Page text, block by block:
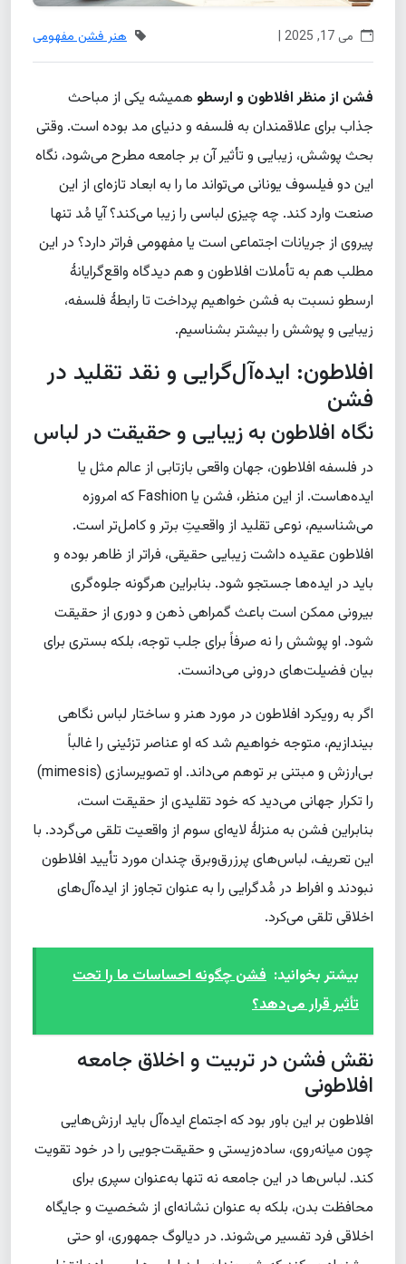
می 17, 2025 | هنر فشن مفهومی
فشن از منظر افلاطون و ارسطوهمیشه یکی از مباحث
جذاب برای علاقمندان به فلسفه و دنیای مد بوده است. وقتی
بحث پوشش، زیبایی و تأثیر آن بر جامعه مطرح می‌شود، نگاه
این دو فیلسوف یونانی می‌تواند ما را به ابعاد تازه‌ای از این
صنعت وارد کند. چه چیزی لباسی را زیبا می‌کند؟ آیا مُد تنها
پیروی از جریانات اجتماعی است یا مفهومی فراتر دارد؟ در این
مطلب هم به تأملات افلاطون و هم دیدگاه واقع‌گرایانهٔ
ارسطو نسبت به فشن خواهیم پرداخت تا رابطهٔ فلسفه،
زیبایی و پوشش را بیشتر بشناسیم.
افلاطون: ایده‌آل‌گرایی و نقد تقلید در
فشن
نگاه افلاطون به زیبایی و حقیقت در لباس
در فلسفه افلاطون، جهان واقعی بازتابی از عالم مثل یا
ایده‌هاست. از این منظر، فشن یا Fashion که امروزه
می‌شناسیم، نوعی تقلید از واقعیتِ برتر و کامل‌تر است.
افلاطون عقیده داشت زیبایی حقیقی، فراتر از ظاهر بوده و
باید در ایده‌ها جستجو شود. بنابراین هرگونه جلوه‌گری
بیرونی ممکن است باعث گمراهی ذهن و دوری از حقیقت
شود. او پوشش را نه صرفاً برای جلب توجه، بلکه بستری برای
بیان فضیلت‌های درونی می‌دانست.
اگر به رویکرد افلاطون در مورد هنر و ساختار لباس نگاهی
بیندازیم، متوجه خواهیم شد که او عناصر تزئینی را غالباً
بی‌ارزش و مبتنی بر توهم می‌داند. او تصویرسازی (mimesis)
را تکرار جهانی می‌دید که خود تقلیدی از حقیقت است،
بنابراین فشن به منزلهٔ لایه‌ای سوم از واقعیت تلقی می‌گردد. با
این تعریف، لباس‌های پرزرق‌وبرق چندان مورد تأیید افلاطون
نبودند و افراط در مُدگرایی را به عنوان تجاوز از ایده‌آل‌های
اخلاقی تلقی می‌کرد.
بیشتر بخوانید: فشن چگونه احساسات ما را تحت
تأثیر قرار می‌دهد؟
نقش فشن در تربیت و اخلاق جامعه
افلاطونی
افلاطون بر این باور بود که اجتماع ایده‌آل باید ارزش‌هایی
چون میانه‌روی، ساده‌زیستی و حقیقت‌جویی را در خود تقویت
کند. لباس‌ها در این جامعه نه تنها به‌عنوان سپری برای
محافظت بدن، بلکه به عنوان نشانه‌ای از شخصیت و جایگاه
اخلاقی فرد تفسیر می‌شوند. در دیالوگ جمهوری، او حتی